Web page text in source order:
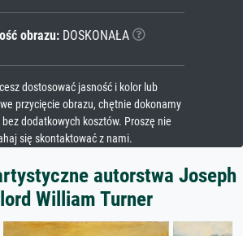
obrazu:DOSKONAŁA
dostosować jasność i kolor lub
przycięcie obrazu, chętnie dokonamy
dodatkowych kosztów. Proszę nie
się skontaktować z nami.
autorstwa Joseph
William Turner